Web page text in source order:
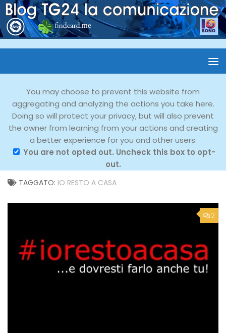
You may choose to prevent this website from
aggregating and analyzing the actions you take here.
Doing so will protect your privacy, but will also prevent
the owner from learning from your actions and creating
a better experience for you and other users.
You are not opted out. Uncheck this box to opt-
out.
TAGGATO: IO RESTO A CASA
2